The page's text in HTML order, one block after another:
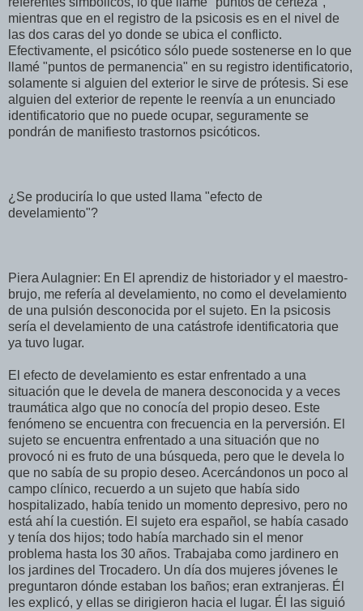
mientras que en el registro de la psicosis es en el nivel de
las dos caras del yo donde se ubica el conflicto.
Efectivamente, el psicótico sólo puede sostenerse en lo que
llamé "puntos de permanencia" en su registro identificatorio,
solamente si alguien del exterior le sirve de prótesis. Si ese
alguien del exterior de repente le reenvía a un enunciado
identificatorio que no puede ocupar, seguramente se
pondrán de manifiesto trastornos psicóticos.
¿Se produciría lo que usted llama "efecto de
develamiento"?
Piera Aulagnier: En El aprendiz de historiador y el maestro-
brujo, me refería al develamiento, no como el develamiento
de una pulsión desconocida por el sujeto. En la psicosis
sería el develamiento de una catástrofe identificatoria que
ya tuvo lugar.
El efecto de develamiento es estar enfrentado a una
situación que le devela de manera desconocida y a veces
traumática algo que no conocía del propio deseo. Este
fenómeno se encuentra con frecuencia en la perversión. El
sujeto se encuentra enfrentado a una situación que no
provocó ni es fruto de una búsqueda, pero que le devela lo
que no sabía de su propio deseo. Acercándonos un poco al
campo clínico, recuerdo a un sujeto que había sido
hospitalizado, había tenido un momento depresivo, pero no
está ahí la cuestión. El sujeto era español, se había casado
y tenía dos hijos; todo había marchado sin el menor
problema hasta los 30 años. Trabajaba como jardinero en
los jardines del Trocadero. Un día dos mujeres jóvenes le
preguntaron dónde estaban los baños; eran extranjeras. Él
les explicó, y ellas se dirigieron hacia el lugar. Él las siguió